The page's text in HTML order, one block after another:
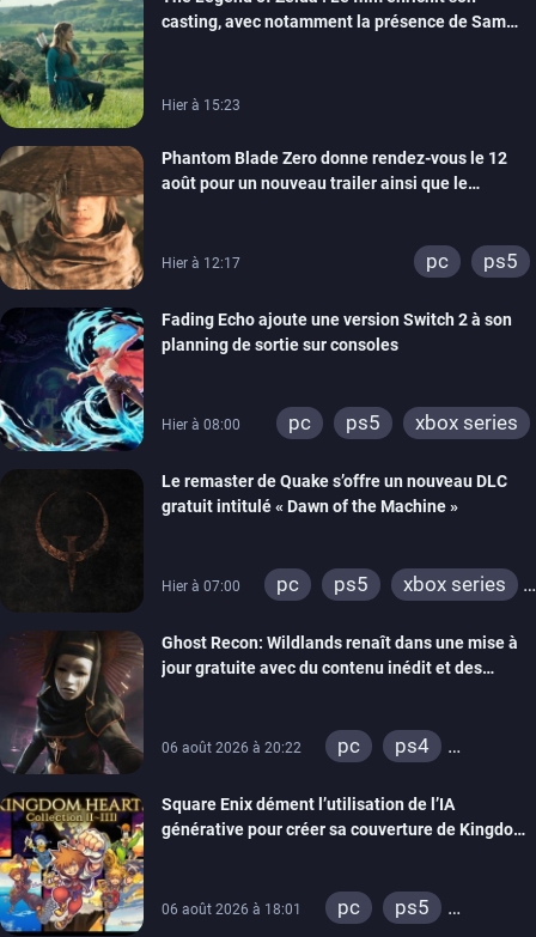
casting, avec notamment la présence de Sam
Hier à 15:23
Phantom Blade Zero donne rendez-vous le 12
août pour un nouveau trailer ainsi que le
Hier à 12:17 pc ps5
Fading Echo ajoute une version Switch 2 à son
planning de sortie sur consoles
Hier à 08:00 pc ps5 xbox series
Le remaster de Quake s’offre un nouveau DLC
gratuit intitulé « Dawn of the Machine »
Hier à 07:00 pc ps5
xbox series
xbox one
nintendo 64
Ghost Recon: Wildlands renaît dans une mise à
jour gratuite avec du contenu inédit et des
06 août 2026 à 20:22 pc
ps4
Square Enix dément l’utilisation de l’IA
générative pour créer sa couverture de Kingdom
06 août 2026 à 18:01 pc
ps5